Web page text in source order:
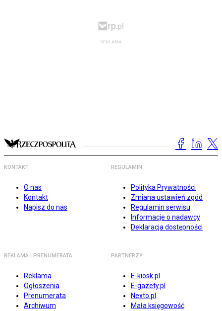
KONTAKT
O nas
Kontakt
Napisz do nas
REGULAMIN
Polityka Prywatności
Zmiana ustawień zgód
Regulamin serwisu
Informacje o nadawcy
Deklaracja dostępności
REKLAMA I PRENUMERATA
Reklama
Ogłoszenia
Prenumerata
Archiwum
PARTNERZY
E-kiosk.pl
E-gazety.pl
Nexto.pl
Mała księgowość